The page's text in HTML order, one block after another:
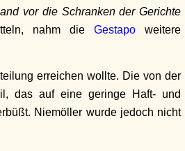
vor die Schranken der Gerichte
nahm dieGestapo weitere
erreichen wollte. Die von der
das auf eine geringe Haft- und
Niemöller wurde jedoch nicht